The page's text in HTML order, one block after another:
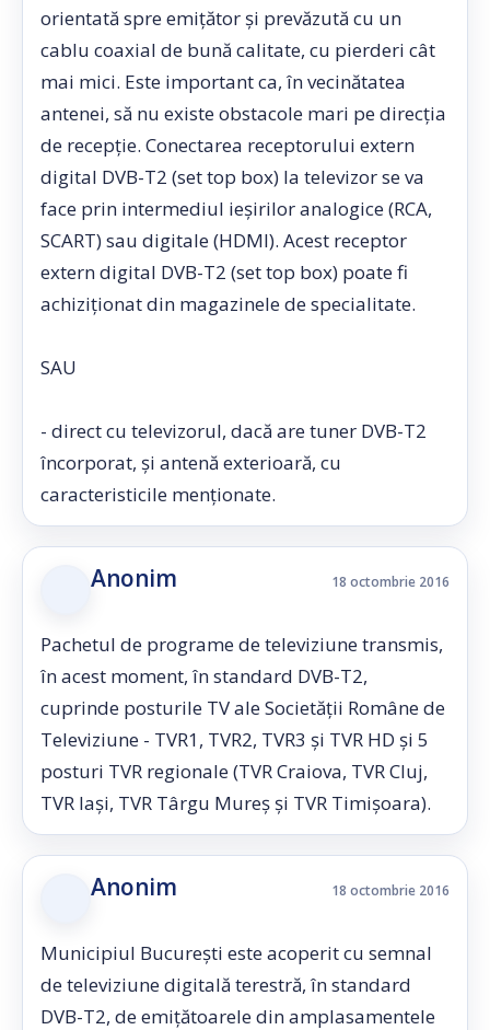
orientată spre emiţător şi prevăzută cu un
cablu coaxial de bună calitate, cu pierderi cât
mai mici. Este important ca, în vecinătatea
antenei, să nu existe obstacole mari pe direcția
de recepție. Conectarea receptorului extern
digital DVB-T2 (set top box) la televizor se va
face prin intermediul ieşirilor analogice (RCA,
SCART) sau digitale (HDMI). Acest receptor
extern digital DVB-T2 (set top box) poate fi
achiziționat din magazinele de specialitate.
SAU
- direct cu televizorul, dacă are tuner DVB-T2
încorporat, şi antenă exterioară, cu
caracteristicile menționate.
Anonim 18 octombrie 2016
Pachetul de programe de televiziune transmis,
în acest moment, în standard DVB-T2,
cuprinde posturile TV ale Societăţii Române de
Televiziune - TVR1, TVR2, TVR3 şi TVR HD şi 5
posturi TVR regionale (TVR Craiova, TVR Cluj,
TVR Iaşi, TVR Târgu Mureş şi TVR Timişoara).
Anonim 18 octombrie 2016
Municipiul București este acoperit cu semnal
de televiziune digitală terestră, în standard
DVB-T2, de emițătoarele din amplasamentele